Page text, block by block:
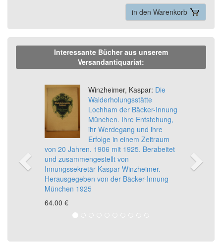
in den Warenkorb
Interessante Bücher aus unserem
Versandantiquariat:
Winzheimer, Kaspar: Die
Walderholungsstätte
Lochham der Bäcker-Innung
München. Ihre Entstehung,
ihr Werdegang und ihre
Erfolge in einem Zeitraum
von 20 Jahren. 1906 mit 1925. Berabeitet
und zusammengestellt von
Innungssekretär Kaspar Winzheimer.
Herausgegeben von der Bäcker-Innung
München 1925
64,00 €
Previous